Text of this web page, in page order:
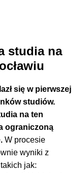
studia na
się w pierwszej
studiów.
na ten
ograniczoną
W procesie
wyniki z
jak: